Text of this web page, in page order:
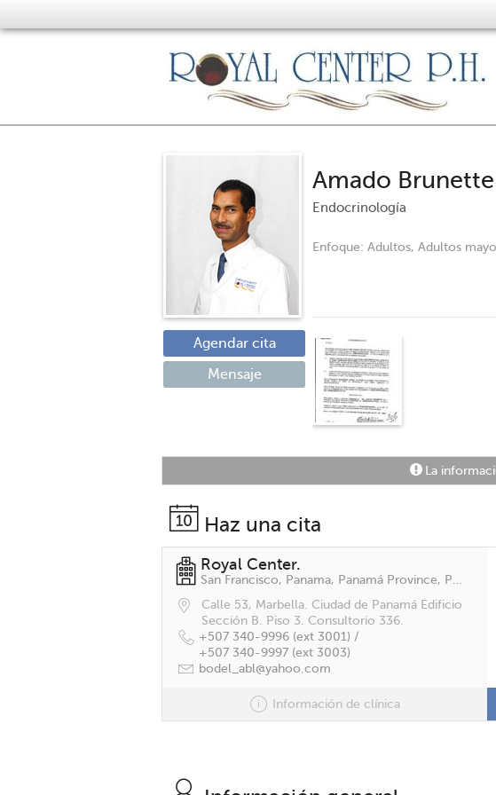
Amado
Endocrinología
Enfoque: Adultos, Adultos
Agendar cita
Mensaje
La
Haz una cita
Royal Center.
San Francisco, Panama, Panamá Province, Panamá
Calle 53, Marbella. Ciudad de Panamá Edificio
Sección B. Piso 3. Consultorio 336.
+507 340-9996 (ext 3001) /
+507 340-9997 (ext 3003)
bodel_abl@yahoo.com
Información de clínica